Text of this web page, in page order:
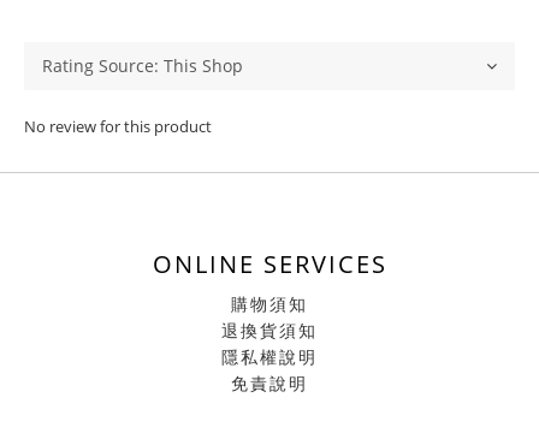
No review for this product
ONLINE SERVICES
購物須知
退換貨須知
隱私權說明
免責說明